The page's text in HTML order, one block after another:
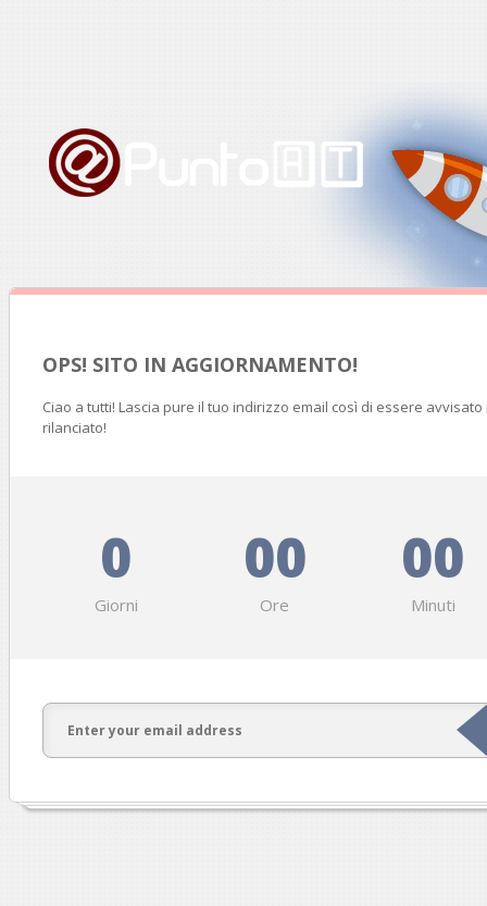
OPS! SITO IN AGGIORNAMENTO!
Ciao a tutti! Lascia pure il tuo indirizzo email così di essere
rilanciato!
0
Giorni
00
Ore
00
Minuti